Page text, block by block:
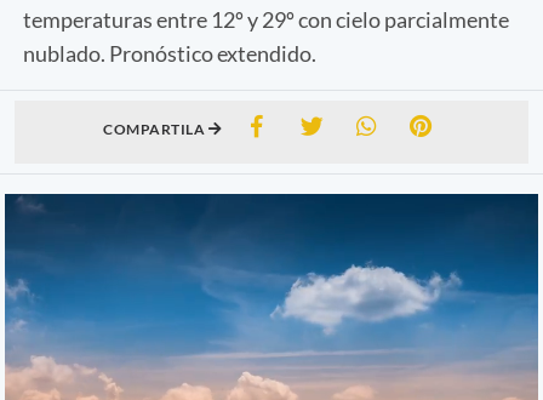
temperaturas entre 12º y 29º con cielo parcialmente
nublado. Pronóstico extendido.
COMPARTILA